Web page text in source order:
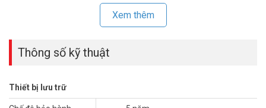
Xem thêm
Thông số kỹ thuật
Thiết bị lưu trữ